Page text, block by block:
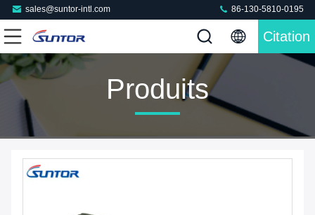
sales@suntor-intl.com 86-130-5810-0195
Citation
Produits